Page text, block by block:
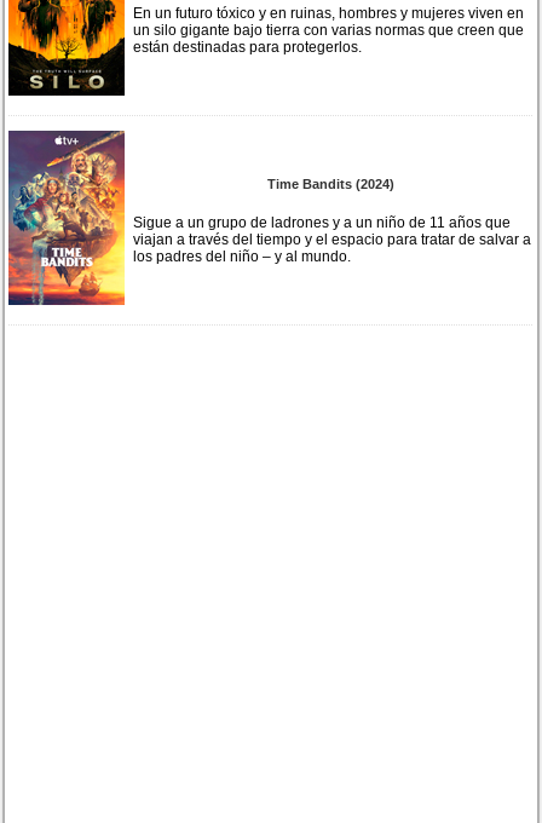
En un futuro tóxico y en ruinas, hombres y mujeres viven en
un silo gigante bajo tierra con varias normas que creen que
están destinadas para protegerlos.
Time Bandits (2024)
Sigue a un grupo de ladrones y a un niño de 11 años que
viajan a través del tiempo y el espacio para tratar de salvar a
los padres del niño – y al mundo.